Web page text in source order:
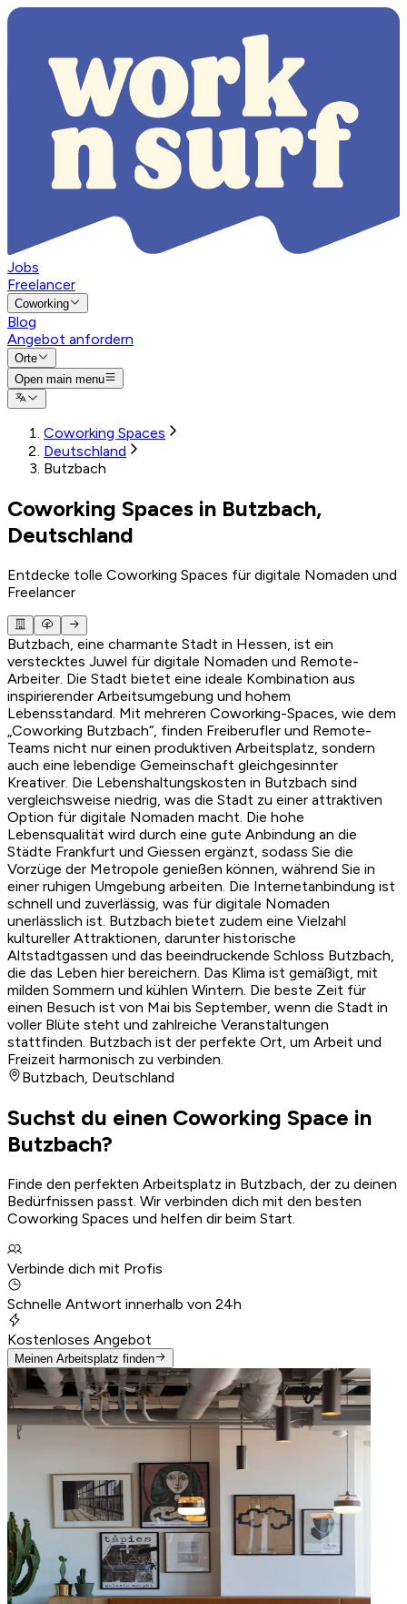
Jobs
Freelancer
Coworking
Blog
Angebot anfordern
Orte
Open main menu
Coworking Spaces
Deutschland
Butzbach
Coworking Spaces in Butzbach,
Deutschland
Entdecke tolle Coworking Spaces für digitale Nomaden und
Freelancer
Butzbach, eine charmante Stadt in Hessen, ist ein
verstecktes Juwel für digitale Nomaden und Remote-
Arbeiter. Die Stadt bietet eine ideale Kombination aus
inspirierender Arbeitsumgebung und hohem
Lebensstandard. Mit mehreren Coworking-Spaces, wie dem
„Coworking Butzbach“, finden Freiberufler und Remote-
Teams nicht nur einen produktiven Arbeitsplatz, sondern
auch eine lebendige Gemeinschaft gleichgesinnter
Kreativer. Die Lebenshaltungskosten in Butzbach sind
vergleichsweise niedrig, was die Stadt zu einer attraktiven
Option für digitale Nomaden macht. Die hohe
Lebensqualität wird durch eine gute Anbindung an die
Städte Frankfurt und Giessen ergänzt, sodass Sie die
Vorzüge der Metropole genießen können, während Sie in
einer ruhigen Umgebung arbeiten. Die Internetanbindung ist
schnell und zuverlässig, was für digitale Nomaden
unerlässlich ist. Butzbach bietet zudem eine Vielzahl
kultureller Attraktionen, darunter historische
Altstadtgassen und das beeindruckende Schloss Butzbach,
die das Leben hier bereichern. Das Klima ist gemäßigt, mit
milden Sommern und kühlen Wintern. Die beste Zeit für
einen Besuch ist von Mai bis September, wenn die Stadt in
voller Blüte steht und zahlreiche Veranstaltungen
stattfinden. Butzbach ist der perfekte Ort, um Arbeit und
Freizeit harmonisch zu verbinden.
Butzbach, Deutschland
Suchst du einen Coworking Space in
Butzbach?
Finde den perfekten Arbeitsplatz in Butzbach, der zu deinen
Bedürfnissen passt. Wir verbinden dich mit den besten
Coworking Spaces und helfen dir beim Start.
Verbinde dich mit Profis
Schnelle Antwort innerhalb von 24h
Kostenloses Angebot
Meinen Arbeitsplatz finden